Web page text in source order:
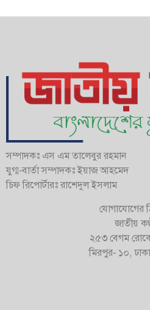
সম্পাদকঃ এস এম তালেবুর রহমান
যুগ্ম-বার্তা সম্পাদকঃ ইয়াজ আহমেদ
চিফ রিপোর্টারঃ রাশেদুল ইসলাম
যোগাযোগের
জাতীয়
২৫৩ বেগম
মিরপুর- ১০,